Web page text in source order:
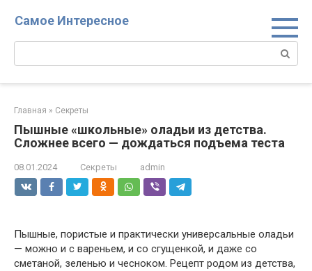
Самое Интересное
Поиск:
Главная » Секреты
Пышные «школьные» оладьи из детства.
Сложнее всего — дождаться подъема теста
08.01.2024 Секреты admin
Пышные, пористые и практически универсальные оладьи
— можно и с вареньем, и со сгущенкой, и даже со
сметаной, зеленью и чесноком. Рецепт родом из детства,